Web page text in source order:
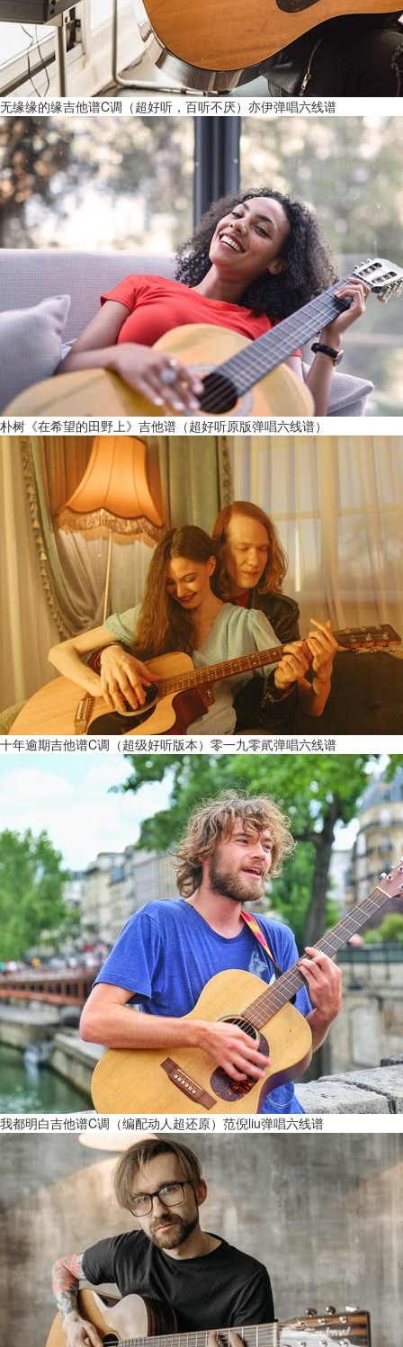
无缘缘的缘吉他谱C调（超好听，百听不厌）亦伊弹唱六线谱
朴树《在希望的田野上》吉他谱（超好听原版弹唱六线谱）
十年逾期吉他谱C调（超级好听版本）零一九零貮弹唱六线谱
我都明白吉他谱C调（编配动人超还原）范倪liu弹唱六线谱